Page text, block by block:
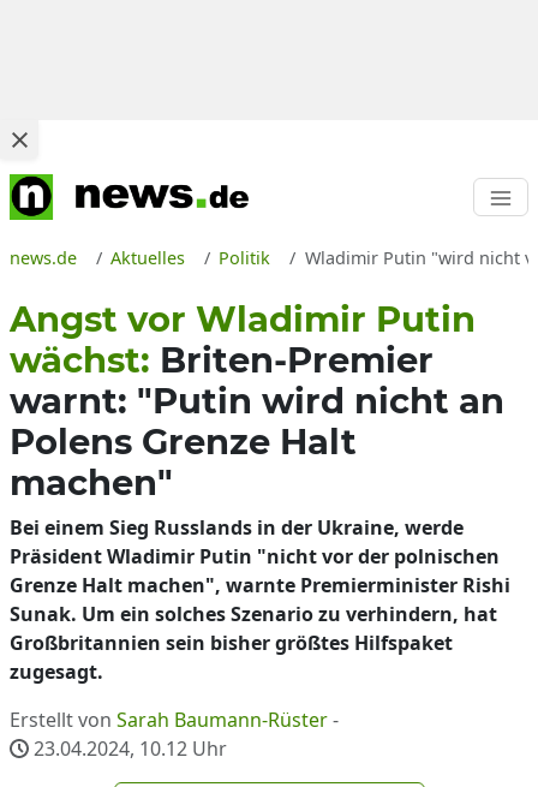
news.de Aktuelles Politik Wladimir Putin "wird nicht
Angst vor Wladimir Putin
wächst: Briten-Premier
warnt: "Putin wird nicht an
Polens Grenze Halt
machen"
Bei einem Sieg Russlands in der Ukraine, werde
Präsident Wladimir Putin "nicht vor der polnischen
Grenze Halt machen", warnte Premierminister Rishi
Sunak. Um ein solches Szenario zu verhindern, hat
Großbritannien sein bisher größtes Hilfspaket
zugesagt.
Erstellt von Sarah Baumann-Rüster-
23.04.2024, 10.12 Uhr